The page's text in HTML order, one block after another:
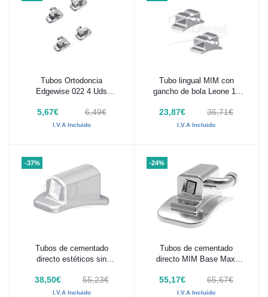
Añadir al carrito
Tubos Ortodoncia
Edgewise 022 4 Uds
5,67€ 6,49€
I.V.A Incluido
Añadir al carrito
Tubo lingual MIM con
gancho de bola Leone 10
23,87€ 36,71€
I.V.A Incluido
-37%
Añadir al carrito
Tubos de cementado
directo estéticos sin
38,50€ 55,23€
I.V.A Incluido
-24%
Añadir al carrito
Tubos de cementado
directo MIM Base Maxi
55,17€ 65,67€
I.V.A Incluido